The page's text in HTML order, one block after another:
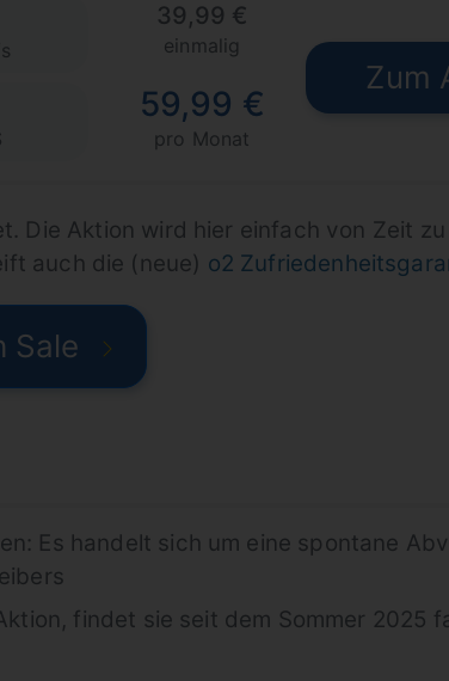
39,99 €
einmalig
59,99 €
pro Monat
Zum
Die Aktion wird hier einfach von Zeit
auch die (neue) o2
Sale
Es handelt sich um eine spontane
findet sie seit dem Sommer 2025